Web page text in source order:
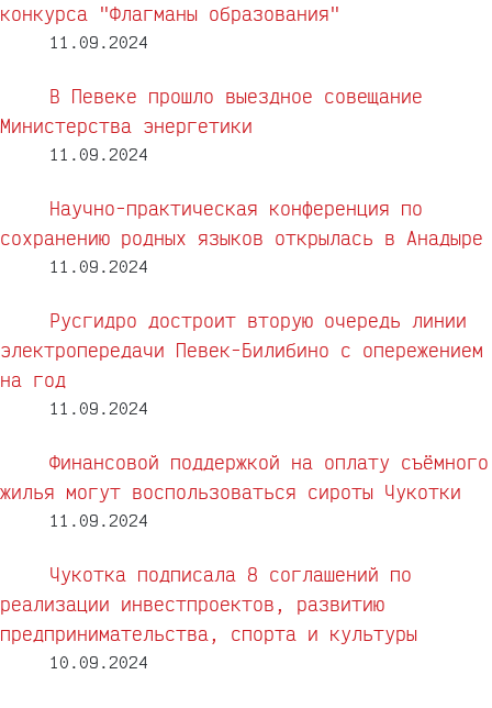
конкурса "Флагманы образования"
11.09.2024
В Певеке прошло выездное совещание
Министерства энергетики
11.09.2024
Научно-практическая конференция по
сохранению родных языков открылась в Анадыре
11.09.2024
Русгидро достроит вторую очередь линии
электропередачи Певек-Билибино с опережением
на год
11.09.2024
Финансовой поддержкой на оплату съёмного
жилья могут воспользоваться сироты Чукотки
11.09.2024
Чукотка подписала 8 соглашений по
реализации инвестпроектов, развитию
предпринимательства, спорта и культуры
10.09.2024